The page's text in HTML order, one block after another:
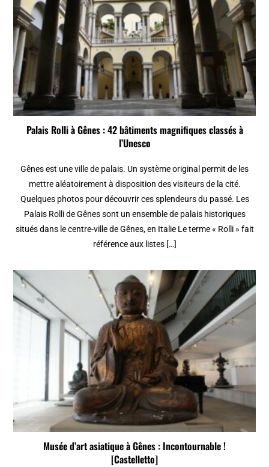
Palais Rolli à Gênes : 42 bâtiments magnifiques classés à
l’Unesco
Gênes est une ville de palais. Un système original permit de les
mettre aléatoirement à disposition des visiteurs de la cité.
Quelques photos pour découvrir ces splendeurs du passé. Les
Palais Rolli de Gênes sont un ensemble de palais historiques
situés dans le centre-ville de Gênes, en Italie Le terme « Rolli » fait
référence aux listes […]
Musée d’art asiatique à Gênes : Incontournable !
[Castelletto]